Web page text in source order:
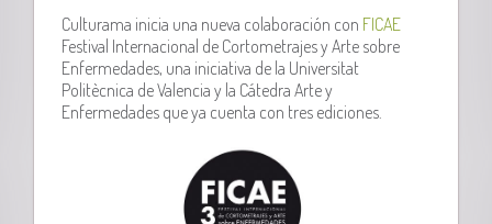
Culturama inicia una nueva colaboración con FICAE
Festival Internacional de Cortometrajes y Arte sobre
Enfermedades, una iniciativa de la Universitat
Politècnica de Valencia y la Cátedra Arte y
Enfermedades que ya cuenta con tres ediciones.